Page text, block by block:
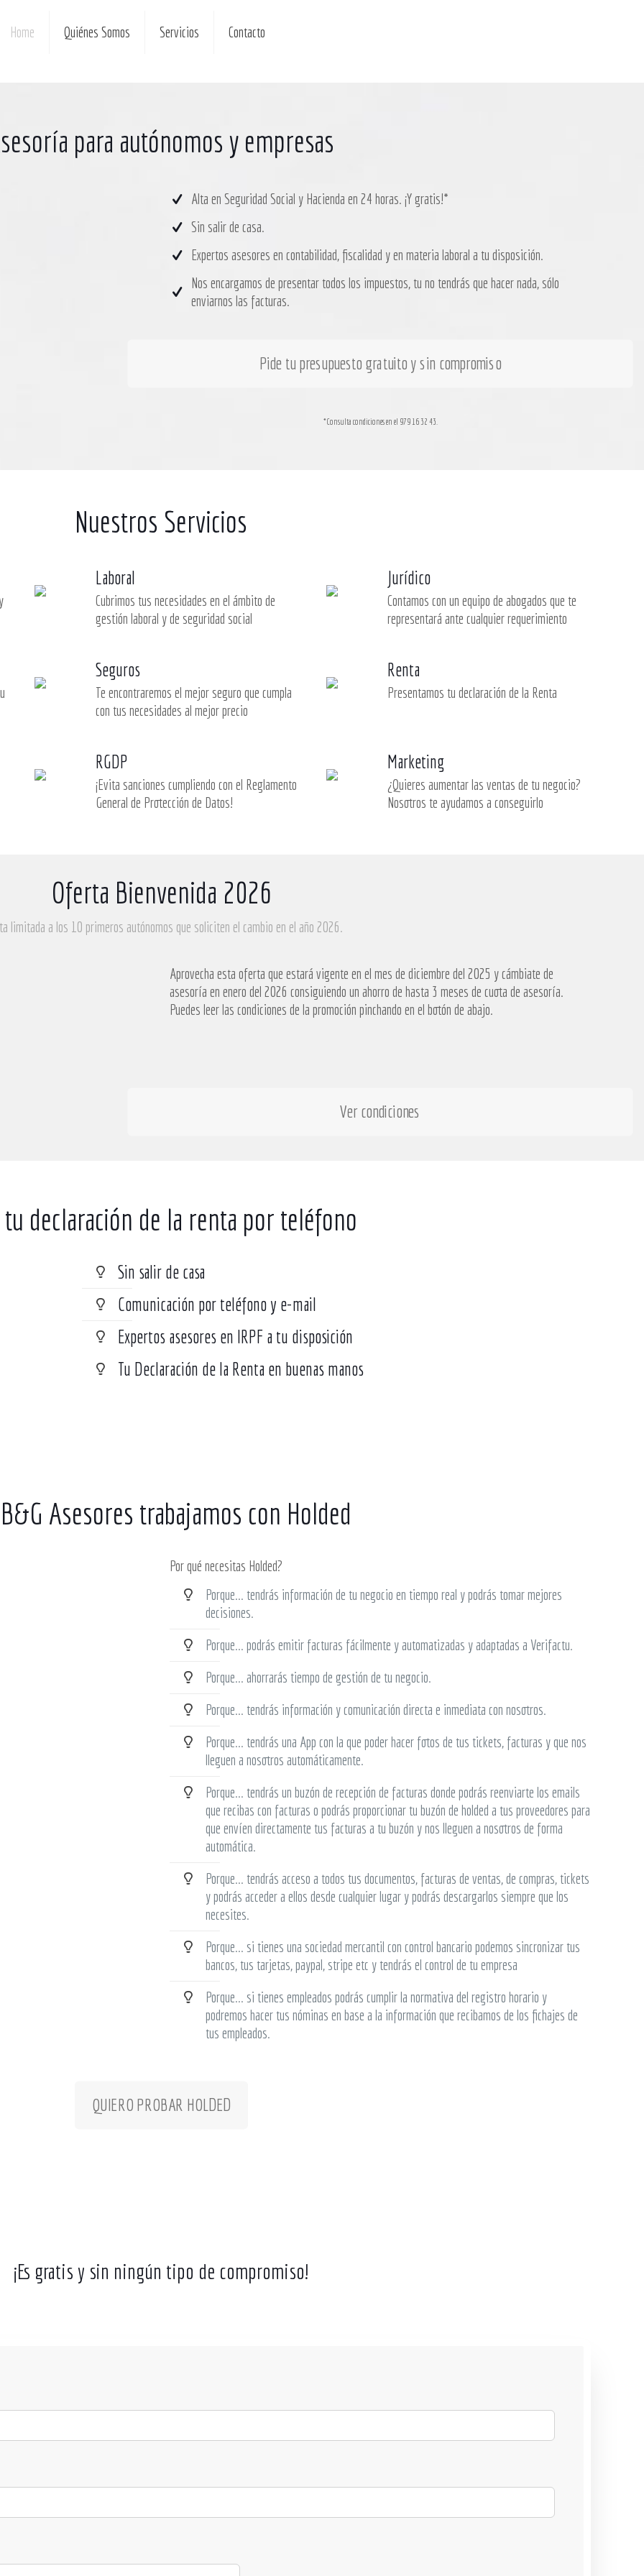
Home Quiénes Somos Servicios Contacto
para autónomos y empresas
Alta en Seguridad Social y Hacienda en 24 horas. ¡Y gratis!*
Sin salir de casa.
Expertos asesores en contabilidad, fiscalidad y en materia laboral a tu disposición.
Nos encargamos de presentar todos los impuestos, tu no tendrás que hacer nada, sólo
enviarnos las facturas.
Pide tu presupuesto gratuito y sin compromiso
*Consulta condiciones en el 979 16 32 43.
Nuestros Servicios
Laboral
Cubrimos tus necesidades en el ámbito de
gestión laboral y de seguridad social
Jurídico
Contamos con un equipo de abogados que te
representará ante cualquier requerimiento
Seguros
Te encontraremos el mejor seguro que cumpla
con tus necesidades al mejor precio
Renta
Presentamos tu declaración de la Renta
RGDP
¡Evita sanciones cumpliendo con el Reglamento
General de Protección de Datos!
Marketing
¿Quieres aumentar las ventas de tu negocio?
Nosotros te ayudamos a conseguirlo
Oferta Bienvenida 2026
limitada a los 10 primeros autónomos que soliciten el cambio en el año 2026.
Aprovecha esta oferta que estará vigente en el mes de diciembre del 2025 y cámbiate de
asesoría en enero del 2026 consiguiendo un ahorro de hasta 3 meses de cuota de asesoría.
Puedes leer las condiciones de la promoción pinchando en el botón de abajo.
Ver condiciones
tu declaración de la renta por teléfono
Sin salir de casa
Comunicación por teléfono y e-mail
Expertos asesores en IRPF a tu disposición
Tu Declaración de la Renta en buenas manos
Asesores trabajamos con Holded
Por qué necesitas Holded?
Porque... tendrás información de tu negocio en tiempo real y podrás tomar mejores
decisiones.
Porque... podrás emitir facturas fácilmente y automatizadas y adaptadas a Verifactu.
Porque... ahorrarás tiempo de gestión de tu negocio.
Porque... tendrás información y comunicación directa e inmediata con nosotros.
Porque... tendrás una App con la que poder hacer fotos de tus tickets, facturas y que nos
lleguen a nosotros automáticamente.
Porque... tendrás un buzón de recepción de facturas donde podrás reenviarte los emails
que recibas con facturas o podrás proporcionar tu buzón de holded a tus proveedores para
que envíen directamente tus facturas a tu buzón y nos lleguen a nosotros de forma
automática.
Porque... tendrás acceso a todos tus documentos, facturas de ventas, de compras, tickets
y podrás acceder a ellos desde cualquier lugar y podrás descargarlos siempre que los
necesites.
Porque... si tienes una sociedad mercantil con control bancario podemos sincronizar tus
bancos, tus tarjetas, paypal, stripe etc y tendrás el control de tu empresa
Porque... si tienes empleados podrás cumplir la normativa del registro horario y
podremos hacer tus nóminas en base a la información que recibamos de los fichajes de
tus empleados.
QUIERO PROBAR HOLDED
¡Es gratis y sin ningún tipo de compromiso!